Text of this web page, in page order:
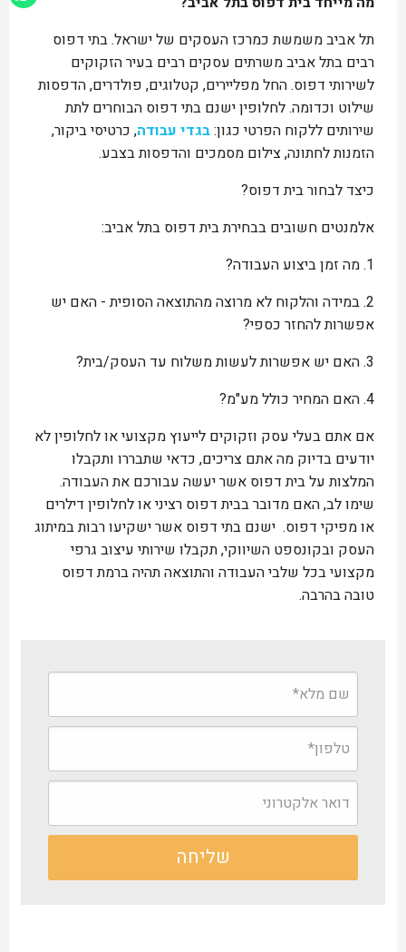
תל אביב משמשת כמרכז העסקים של ישראל. בתי דפוס
רבים בתל אביב משרתים עסקים רבים בעיר הזקוקים
לשירותי דפוס. החל מפליירים, קטלוגים, פולדרים, הדפסות
שילוט וכדומה. לחלופין ישנם בתי דפוס הבוחרים לתת
שירותים ללקוח הפרטי כגון:בגדי עבודה, כרטיסי ביקור,
הזמנות לחתונה, צילום מסמכים והדפסות בצבע.
כיצד לבחור בית דפוס?
אלמנטים חשובים בבחירת בית דפוס בתל אביב:
1. מה זמן ביצוע העבודה?
2. במידה והלקוח לא מרוצה מהתוצאה הסופית - האם יש
אפשרות להחזר כספי?
3. האם יש אפשרות לעשות משלוח עד העסק/בית?
4. האם המחיר כולל מע"מ?
אם אתם בעלי עסק וזקוקים לייעוץ מקצועי או לחלופין לא
יודעים בדיוק מה אתם צריכים, כדאי שתבררו ותקבלו
המלצות על בית דפוס אשר יעשה עבורכם את העבודה.
שימו לב, האם מדובר בבית דפוס רציני או לחלופין דילרים
או מפיקי דפוס. ישנם בתי דפוס אשר ישקיעו רבות במיתוג
העסק ובקונספט השיווקי, תקבלו שירותי עיצוב גרפי
מקצועי בכל שלבי העבודה והתוצאה תהיה ברמת דפוס
טובה בהרבה.